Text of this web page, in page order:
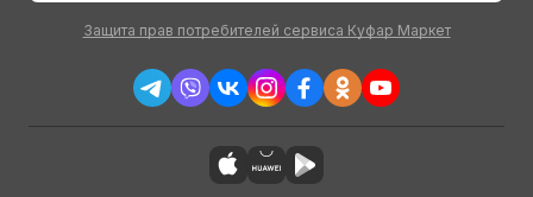
Защита прав потребителей сервиса Куфар Маркет